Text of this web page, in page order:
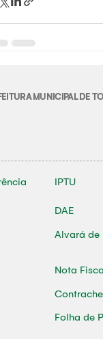
MUNICIPAL DE
IPTU
DAE
Alvará de
Nota
Folha de